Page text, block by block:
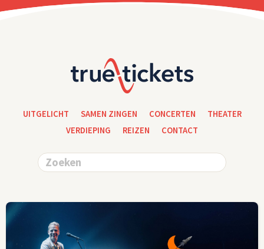
UITGELICHT SAMEN ZINGEN CONCERTEN
THEATER
VERDIEPING
REIZEN CONTACT